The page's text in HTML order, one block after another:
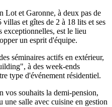
Lot et Garonne, à deux pas de
et gîtes de 2 à 18 lits et ses
exceptionnelles, est le lieu
un esprit d'équipe.
séminaires actifs en extérieur,
à des week-ends
type d'événement résidentiel.
vos souhaits la demi-pension,
une salle avec cuisine en gestion